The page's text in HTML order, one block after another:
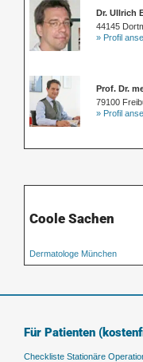
Dr. Ullrich
44145
» Profil
Prof. Dr.
79100
» Profil
Coole Sachen
Dermatologe München
Für Patienten
Checkliste Stationäre